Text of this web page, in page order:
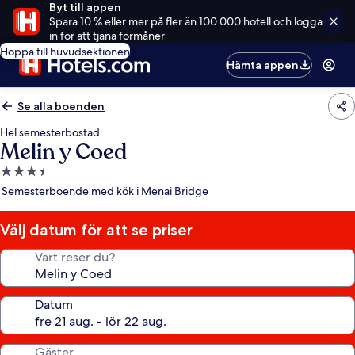
Byt till appen
Spara 10 % eller mer på fler än 100 000 hotell och logga
in för att tjäna förmåner
Hoppa till huvudsektionen
Hämta appen
Se alla boenden
Hel semesterbostad
Melin y Coed
3.5-
stjärnigt
Semesterboende med kök i Menai Bridge
Välj datum för att se priser
Vart reser du?
Datum